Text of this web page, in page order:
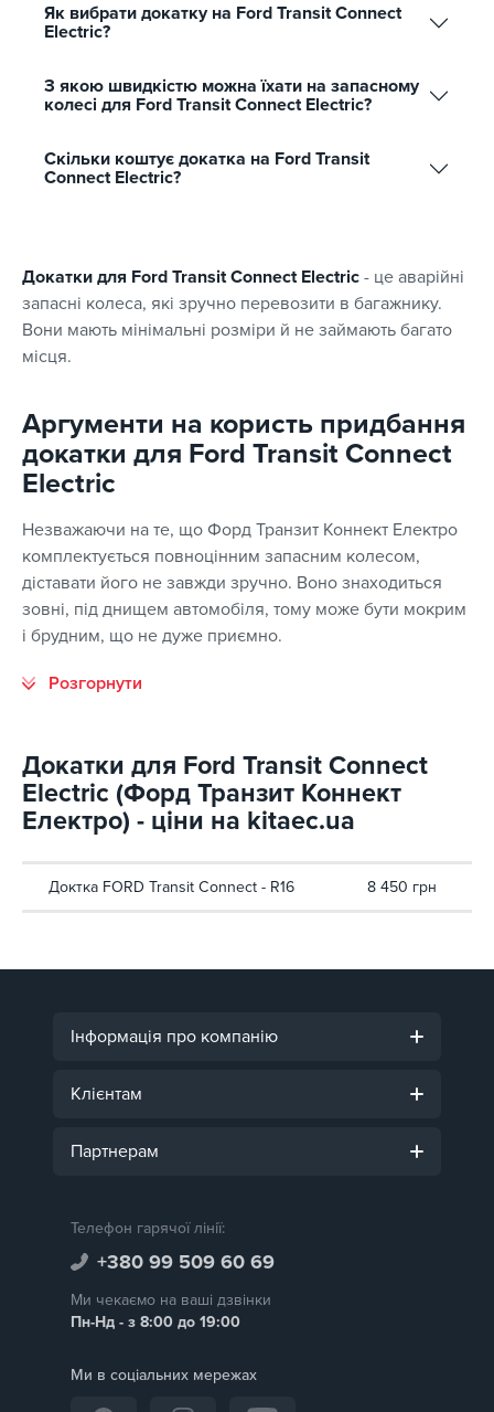
Як вибрати докатку на Ford Transit Connect
Electric?
З якою швидкістю можна їхати на запасному
колесі для Ford Transit Connect Electric?
Скільки коштує докатка на Ford Transit
Connect Electric?
Докатки для Ford Transit Connect Electric - це аварійні
запасні колеса, які зручно перевозити в багажнику.
Вони мають мінімальні розміри й не займають багато
місця.
Аргументи на користь придбання
докатки для Ford Transit Connect
Electric
Незважаючи на те, що Форд Транзит Коннект Електро
комплектується повноцінним запасним колесом,
діставати його не завжди зручно. Воно знаходиться
зовні, під днищем автомобіля, тому може бути мокрим
і брудним, що не дуже приємно.
Докатки для Ford Transit Connect
Electric (Форд Транзит Коннект
Електро) - ціни на kitaec.ua
Доктка FORD Transit Connect - R16 8 450 грн
Інформація про компанію
Клієнтам
Партнерам
Телефон гарячої лінії:
+380 99 509 60 69
Ми чекаємо на ваші дзвінки
Пн-Нд - з 8:00 до 19:00
Ми в соціальних мережах